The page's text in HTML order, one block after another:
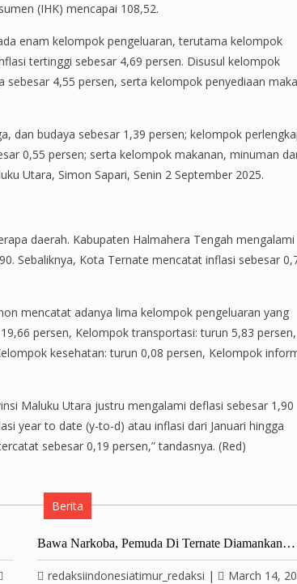
(IHK) mencapai 108,52.
enam kelompok pengeluaran, terutama kelompok
tertinggi sebesar 4,69 persen. Disusul kelompok
4,55 persen, serta kelompok penyediaan
dan budaya sebesar 1,39 persen; kelompok
0,55 persen; serta kelompok makanan, minuman
Utara, Simon Sapari, Senin 2 September 2025.
daerah. Kabupaten Halmahera Tengah mengalami
Sebaliknya, Kota Ternate mencatat inflasi sebesar
mencatat adanya lima kelompok pengeluaran yang
persen, Kelompok transportasi: turun 5,83 persen,
kesehatan: turun 0,08 persen, Kelompok
Maluku Utara justru mengalami deflasi sebesar 1,90
year to date (y-to-d) atau inflasi dari Januari hingga
sebesar 0,19 persen,” tandasnya. (Red)
Berita
Bawa Narkoba, Pemuda Di Ternate Diamankan…
redaksiindonesiatimur_redaksi | March 14,